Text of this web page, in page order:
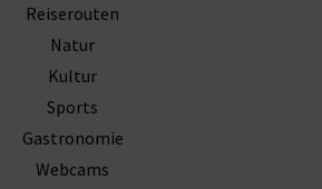
Reiserouten
Natur
Kultur
Sports
Gastronomie
Webcams